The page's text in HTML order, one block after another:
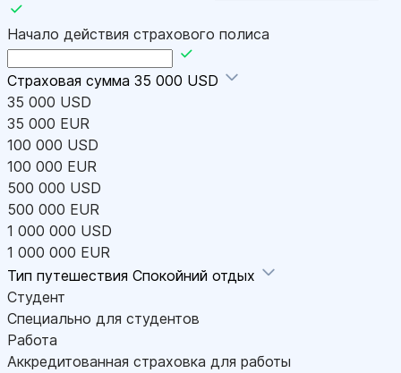
Начало действия страхового полиса
Страховая сумма 35 000 USD
35 000 USD
35 000 EUR
100 000 USD
100 000 EUR
500 000 USD
500 000 EUR
1 000 000 USD
1 000 000 EUR
Тип путешествия Спокойний отдых
Студент
Специально для студентов
Работа
Аккредитованная страховка для работы